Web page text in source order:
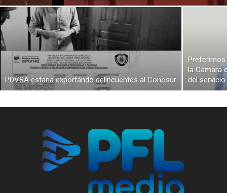
PDVSA estaria exportando delincuentes al Conosur
Preferimos
la Cámara
del